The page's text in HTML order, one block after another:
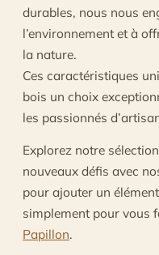
durables, nous nous
l’environnement et à
la nature.
Ces caractéristiques
bois un choix
les passionnés
Explorez notre
nouveaux défis avec
pour ajouter un
simplement pour vous
Papillon.